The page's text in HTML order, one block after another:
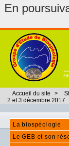
En
Accueil du site >
2 et 3 décembre 2017
La biospéologie
Le GEB et son